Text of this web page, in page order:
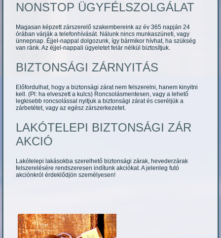
NONSTOP ÜGYFÉLSZOLGÁLAT
Magasan képzett zárszerelő szakembereink az év 365 napján 24
órában várják a telefonhívását. Nálunk nincs munkaszüneti, vagy
ünnepnap. Éjjel-nappal dolgozunk, így bármikor hívhat, ha szükség
van ránk. Az éjjel-nappali ügyeletet felár nélkül biztosítjuk.
BIZTONSÁGI ZÁRNYITÁS
Előfordulhat, hogy a biztonsági zárat nem felszerelni, hanem kinyitni
kell. (Pl: ha elveszett a kulcs) Roncsolásmentesen, vagy a lehető
legkisebb roncsolással nyitjuk a biztonsági zárat és cseréljük a
zárbetétet, vagy az egész zárszerkezetet.
LAKÓTELEPI BIZTONSÁGI ZÁR
AKCIÓ
Lakótelepi lakásokba szerelhető biztonsági zárak, hevederzárak
felszerelésére rendszeresen indítunk akciókat. A jelenleg futó
akciónkról érdeklődjön személyesen!